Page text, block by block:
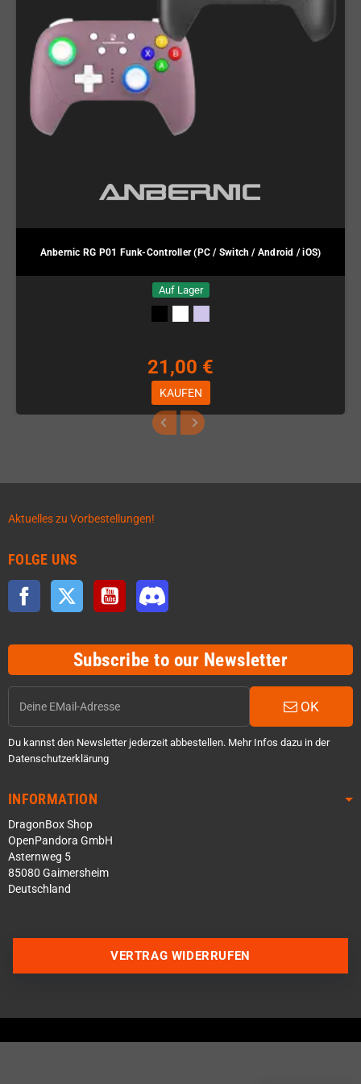
Anbernic RG P01 Funk-Controller (PC / Switch / Android / iOS)
Auf Lager
21,00 €
KAUFEN
Aktuelles zu Vorbestellungen!
FOLGE UNS
Facebook Twitter YouTube
Subscribe to our Newsletter
OK
Du kannst den Newsletter jederzeit abbestellen. Mehr Infos dazu in der
Datenschutzerklärung
INFORMATION
DragonBox Shop
OpenPandora GmbH
Asternweg 5
85080 Gaimersheim
Deutschland
Discord Server beitreten
VERTRAG WIDERRUFEN